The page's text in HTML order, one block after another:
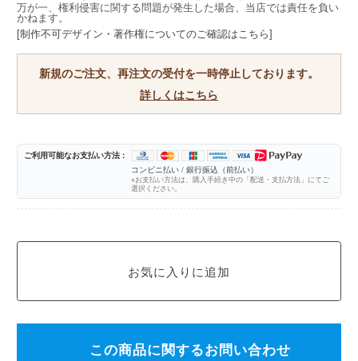
万が一、権利侵害に関する問題が発生した場合、当店では責任を負い
かねます。
[制作不可デザイン・著作権についてのご確認はこちら]
新規のご注文、再注文の受付を一時停止しております。
詳しくはこちら
ご利用可能なお支払い方法 :
コンビニ払い / 銀行振込（前払い）
※お支払い方法は、購入手続き中の「配送・支払方法」にてご
選択ください。
この商品に関するお問い合わせ